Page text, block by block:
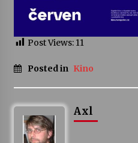
Post Views: 11
Posted in Kino
Axl